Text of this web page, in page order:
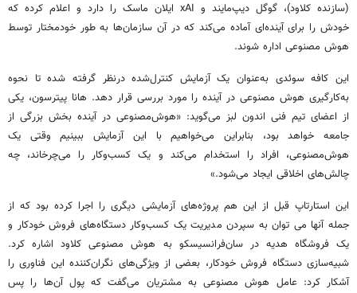
(سازنده کلاود)، گوگل دیپ‌مایند و xAI ایلان ماسک را دارد و اعلام کرده که
خودش را برای آینده‌ای آماده می‌کند که در آن سازمان‌ها به طور خودمختار توسط
هوش مصنوعی اداره شوند.
این کافه سوئدی به‌عنوان یک آزمایش کنترل‌شده درنظر گرفته شده تا نحوه
به‌کارگیری هوش مصنوعی در آینده را مورد بررسی قرار دهد. هانا پیترسون، یکی
از اعضای تیم فنی اندون لبز می‌گوید: «هوش‌مصنوعی در آینده بخش بزرگی از
جامعه خواهد بود، بنابراین می‌خواهیم با این آزمایش ببینیم وقتی یک
هوش‌مصنوعی، افراد را استخدام می‌کند و یک کسب‌وکار را می‌چرخاند، چه
چالش‌های اخلاقی ایجاد می‌شود.»
این استارتاپ قبل از این هم پروژه‌های آزمایشی دیگری را اجرا کرده بود که از
جمله آنها می توان به سپردن مدیریت یک کسب‌وکار دستگاه‌های فروش خودکار و
یک فروشگاه هدیه در سان‌فرانسیسکو به هوش مصنوعی کلاود اشاره کرد.
شبیه‌سازی دستگاه فروش خودکار، بعضی از ویژگی‌های نگران‌کننده این فناوری را
آشکار کرد: عامل هوش مصنوعی به مشتریان می‌گفت که پول آن‌ها را پس